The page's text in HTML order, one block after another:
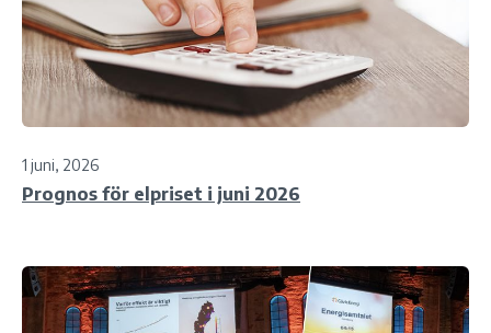
1 juni, 2026
Prognos för elpriset i juni 2026